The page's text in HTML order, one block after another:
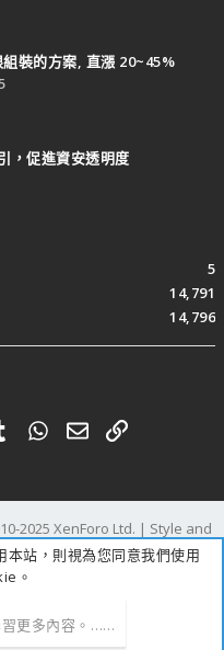
裝的方案, 直漲 20~45%
，促進資安透明度
5
14,791
14,796
TumblrWhatsApp
電子郵件
連結
2025 XenForo Ltd. | Style and
0.3110s
站，則視為您同意我們使用
。
更多內容。……